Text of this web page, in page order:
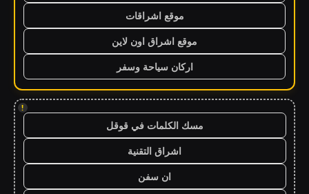
موقع اشراقات
موقع اشراق اون لاين
اركان سياحة وسفر
!
مسك الكلمات في قوقل
اشراق التقنية
ان سفن